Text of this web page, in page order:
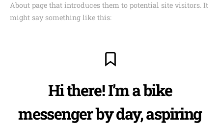
About page that introduces them to potential site visitors. It
might say something like this:
Hi there! I’m a bike
messenger by day, aspiring